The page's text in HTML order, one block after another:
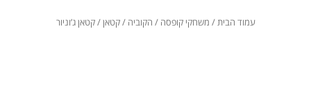
עמוד הבית/ משחקי קופסה / הקוביה /קטאן/ קטאן ג’וניור